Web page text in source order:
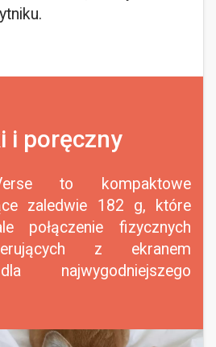
i poręczny
to kompaktowe
zaledwie 182 g, które
połączenie fizycznych
z ekranem
najwygodniejszego